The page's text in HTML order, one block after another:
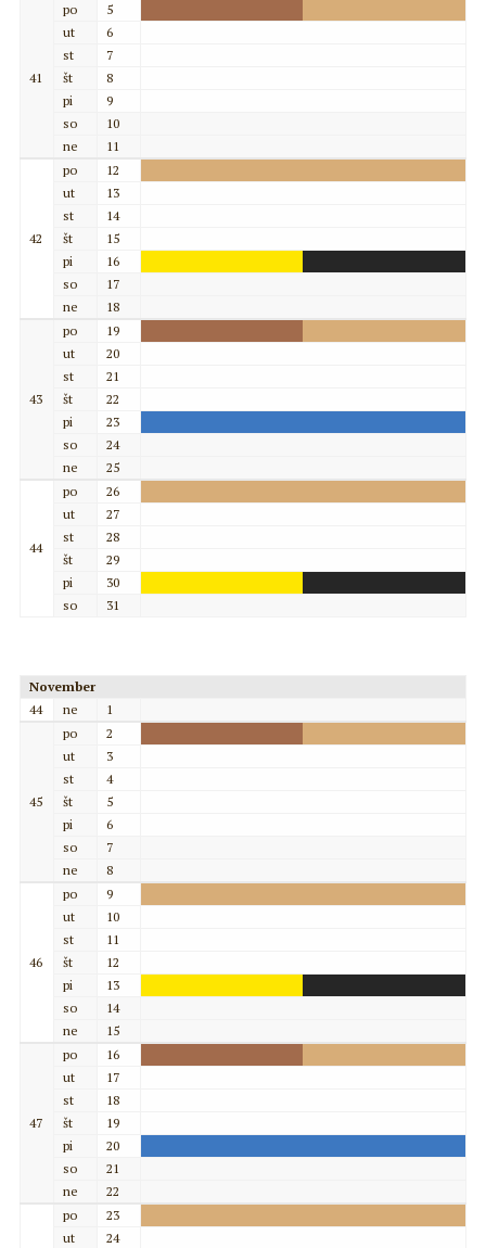
41
po
5
ut
6
st
7
št
8
pi
9
so
10
ne
11
42
po
12
ut
13
st
14
št
15
pi
16
so
17
ne
18
43
po
19
ut
20
st
21
št
22
pi
23
so
24
ne
25
44
po
26
ut
27
st
28
št
29
pi
30
so
31
November
44
ne 1
45
po
2
ut
3
st
4
št
5
pi
6
so
7
ne
8
46
po
9
ut
10
st
11
št
12
pi
13
so
14
ne
15
47
po
16
ut
17
st
18
št
19
pi
20
so
21
ne
22
po
23
ut
24